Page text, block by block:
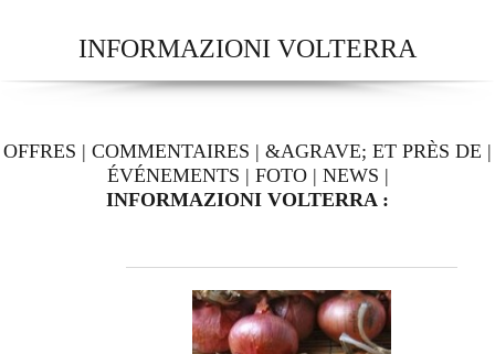
INFORMAZIONI VOLTERRA
OFFRES | COMMENTAIRES | &AGRAVE; ET PRÈS DE |
ÉVÉNEMENTS | FOTO| NEWS |
INFORMAZIONI VOLTERRA :